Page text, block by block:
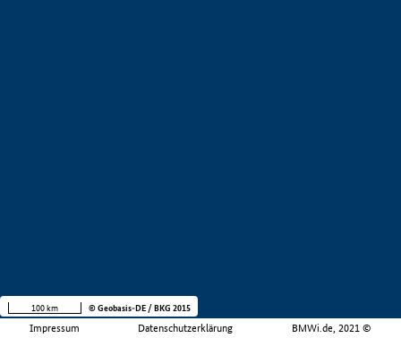
Impressum Datenschutzerklärung BMWi.de, 2021 ©
100 km © Geobasis-DE / BKG 2015